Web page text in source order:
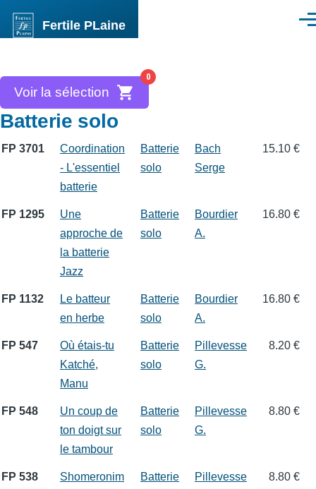
Fertile PLaine
0
Voir la sélection
Batterie solo
FP 3701
Coordination
- L'essentiel
batterie
Batterie
solo
Bach
Serge
15.10 €
FP 1295
Une
approche de
la batterie
Jazz
Batterie
solo
Bourdier
A.
16.80 €
FP 1132
Le batteur
en herbe
Batterie
solo
Bourdier
A.
16.80 €
FP 547
Où étais-tu
Katché,
Manu
Batterie
solo
Pillevesse
G.
8.20 €
FP 548
Un coup de
ton doigt sur
le tambour
Batterie
solo
Pillevesse
G.
8.80 €
FP 538 Shomeronim
Batterie
Pillevesse
8.80 €